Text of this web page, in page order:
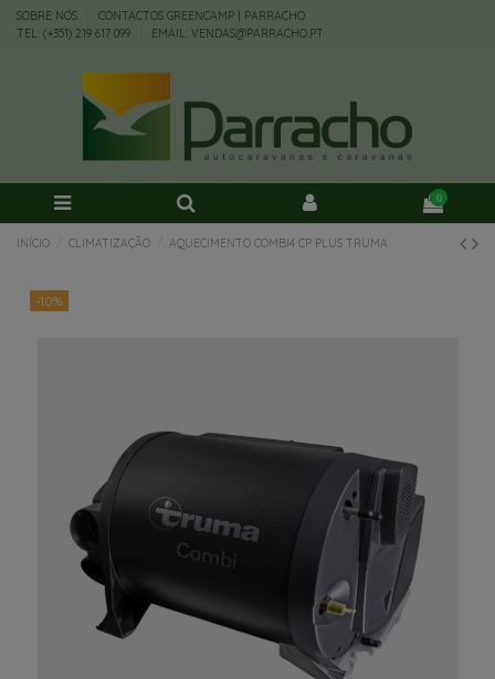
SOBRE NÓS
CONTACTOS GREENCAMP | PARRACHO
TEL: (+351) 219 617 099
EMAIL: VENDAS@PARRACHO.PT
0
INÍCIO CLIMATIZAÇÃO AQUECIMENTO COMBI4 CP PLUS TRUMA
-10%